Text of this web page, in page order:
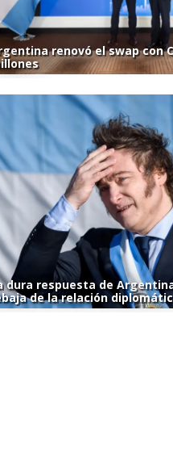
renovó el swap con
dura respuesta de
de la relación